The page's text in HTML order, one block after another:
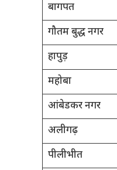
बागपत
गौतम बुद्ध नगर
हापुड़
महोबा
आंबेडकर नगर
अलीगढ़
पीलीभीत